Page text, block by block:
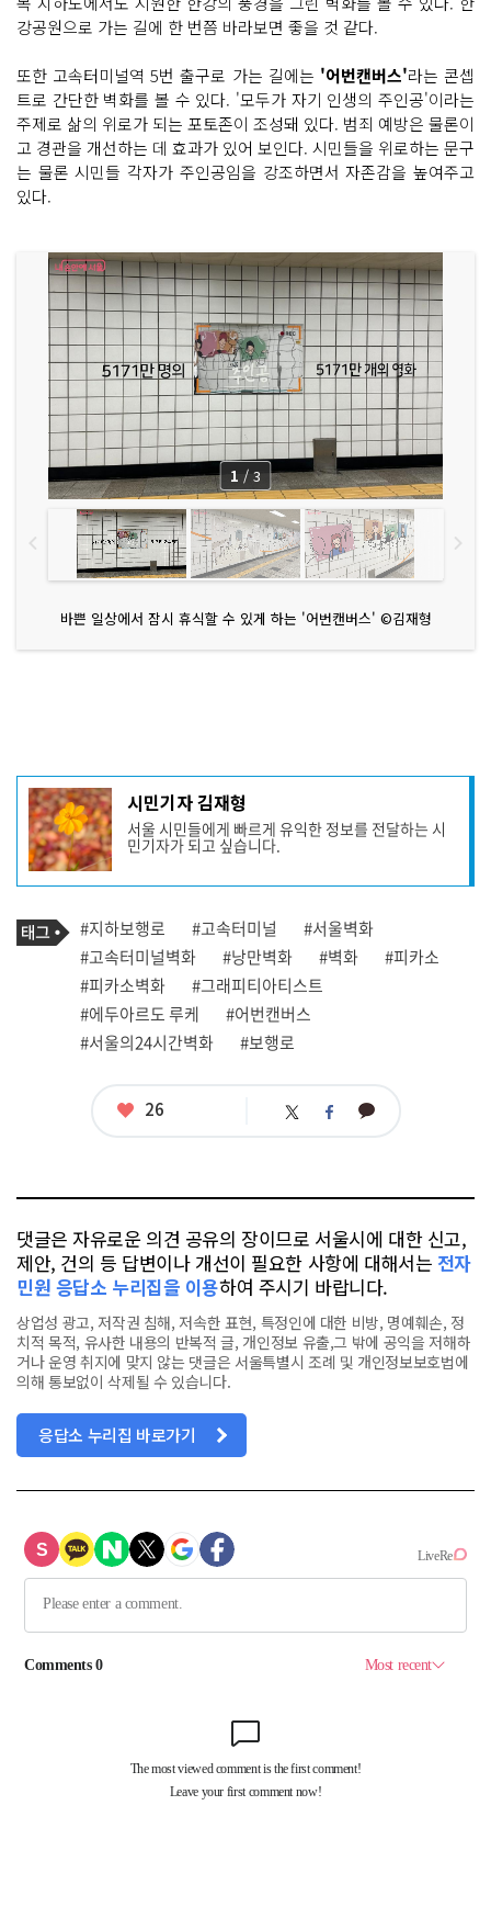
강공원으로 가는 길에 한 번쯤 바라보면 좋을 것 같다.
또한 고속터미널역 5번 출구로 가는 길에는 '어번캔버스'라는 콘셉
트로 간단한 벽화를 볼 수 있다. '모두가 자기 인생의 주인공'이라는
주제로 삶의 위로가 되는 포토존이 조성돼 있다. 범죄 예방은 물론이
고 경관을 개선하는 데 효과가 있어 보인다. 시민들을 위로하는 문구
는 물론 시민들 각자가 주인공임을 강조하면서 자존감을 높여주고
있다.
바쁜 일상에서 잠시 휴식할 수 있게 하는 '어번캔버스' ©김재형
1 / 3
기
사
작
성
자
프
필
시민기자 김재형
서울 시민들에게 빠르게 유익한 정보를 전달하는 시
민기자가 되고 싶습니다.
사
관
련
태
그
태
그
#지하보행로 #고속터미널
#서울벽화
#고속터미널벽화
#낭만벽화 #벽화
#피카소
#피카소벽화
#그래피티아티스트
#에두아르도 루케
#어번캔버스
#서울의24시간벽화
#보행로
좋
26 트 페 카
댓글은 자유로운 의견 공유의 장이므로 서울시에 대한 신고,
제안, 건의 등 답변이나 개선이 필요한 사항에 대해서는 전자
민원 응답소 누리집을 이용하여 주시기 바랍니다.
상업성 광고, 저작권 침해, 저속한 표현, 특정인에 대한 비방, 명예훼손, 정
치적 목적, 유사한 내용의 반복적 글, 개인정보 유출,그 밖에 공익을 저해하
거나 운영 취지에 맞지 않는 댓글은 서울특별시 조례 및 개인정보보호법에
의해 통보없이 삭제될 수 있습니다.
응답소 누리집 바로가기